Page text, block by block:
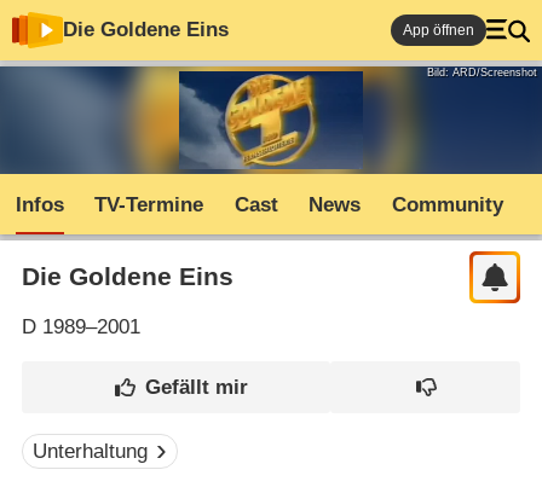
Die Goldene Eins App öffnen
Bild: ARD/Screenshot
Infos TV-Termine Cast News Community
Die Goldene Eins
D1989–2001
Unterhaltung